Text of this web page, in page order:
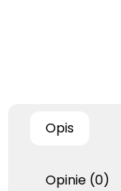
Opis
Opinie (0)